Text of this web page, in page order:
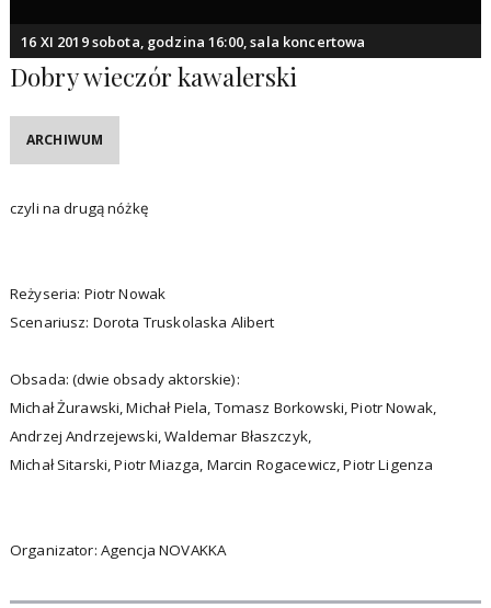
16 XI 2019 sobota, godzina 16:00, sala koncertowa
Dobry wieczór kawalerski
ARCHIWUM
czyli na drugą nóżkę
Reżyseria: Piotr Nowak
Scenariusz: Dorota Truskolaska Alibert
Obsada: (dwie obsady aktorskie):
Michał Żurawski, Michał Piela, Tomasz Borkowski, Piotr Nowak,
Andrzej Andrzejewski, Waldemar Błaszczyk,
Michał Sitarski, Piotr Miazga, Marcin Rogacewicz, Piotr Ligenza
Organizator: Agencja NOVAKKA